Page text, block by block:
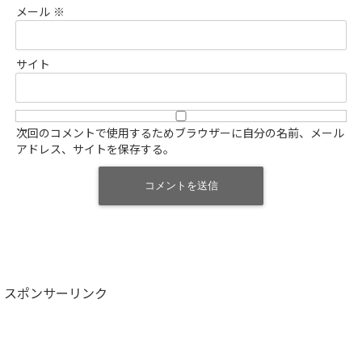
メール ※
サイト
次回のコメントで使用するためブラウザーに自分の名前、メール
アドレス、サイトを保存する。
スポンサーリンク